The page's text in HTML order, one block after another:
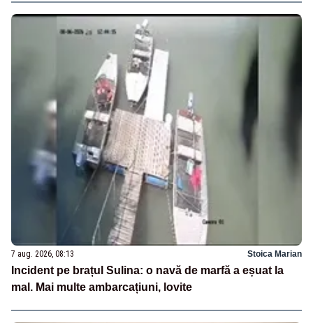
7 aug. 2026, 08:13 Stoica Marian
Incident pe brațul Sulina: o navă de marfă a eșuat la
mal. Mai multe ambarcațiuni, lovite